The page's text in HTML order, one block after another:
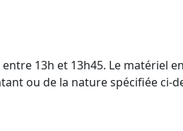
13h et 13h45. Le matériel
ou de la nature spécifiée ci-